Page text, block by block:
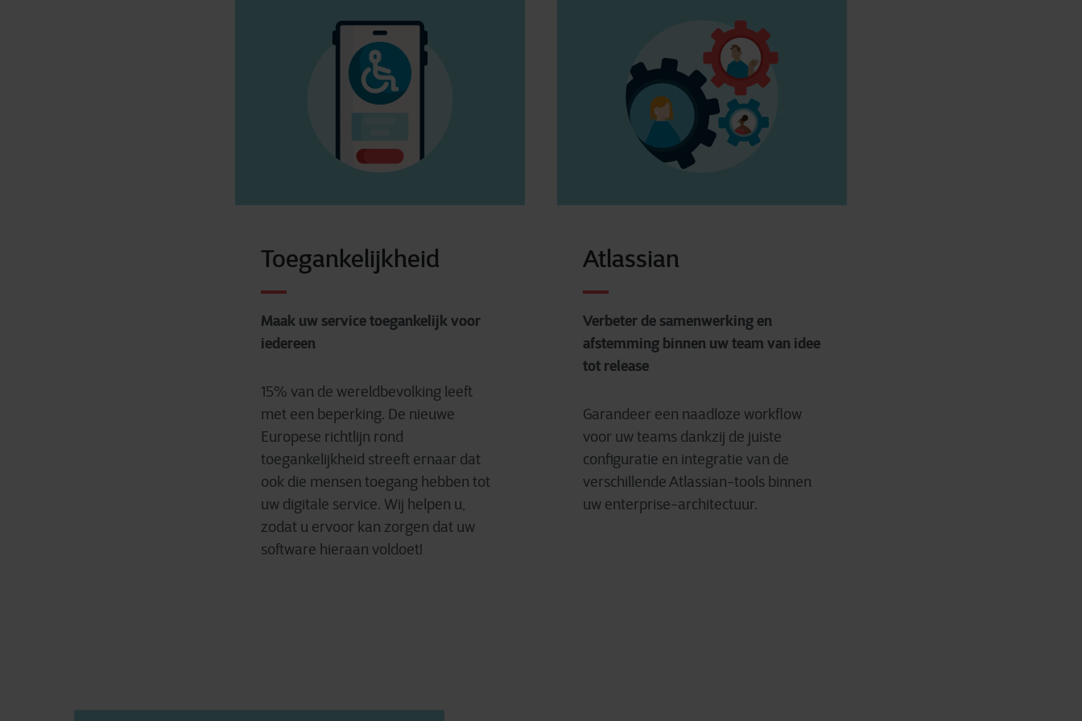
Toegankelijkheid
Maak uw service toegankelijk voor
iedereen
15% van de wereldbevolking leeft
met een beperking. De nieuwe
Europese richtlijn rond
toegankelijkheid streeft ernaar dat
ook die mensen toegang hebben tot
uw digitale service. Wij helpen u,
zodat u ervoor kan zorgen dat uw
software hieraan voldoet!
Atlassian
Verbeter de samenwerking en
afstemming binnen uw team van idee
tot release
Garandeer een naadloze workflow
voor uw teams dankzij de juiste
configuratie en integratie van de
verschillende Atlassian-tools binnen
uw enterprise-architectuur.